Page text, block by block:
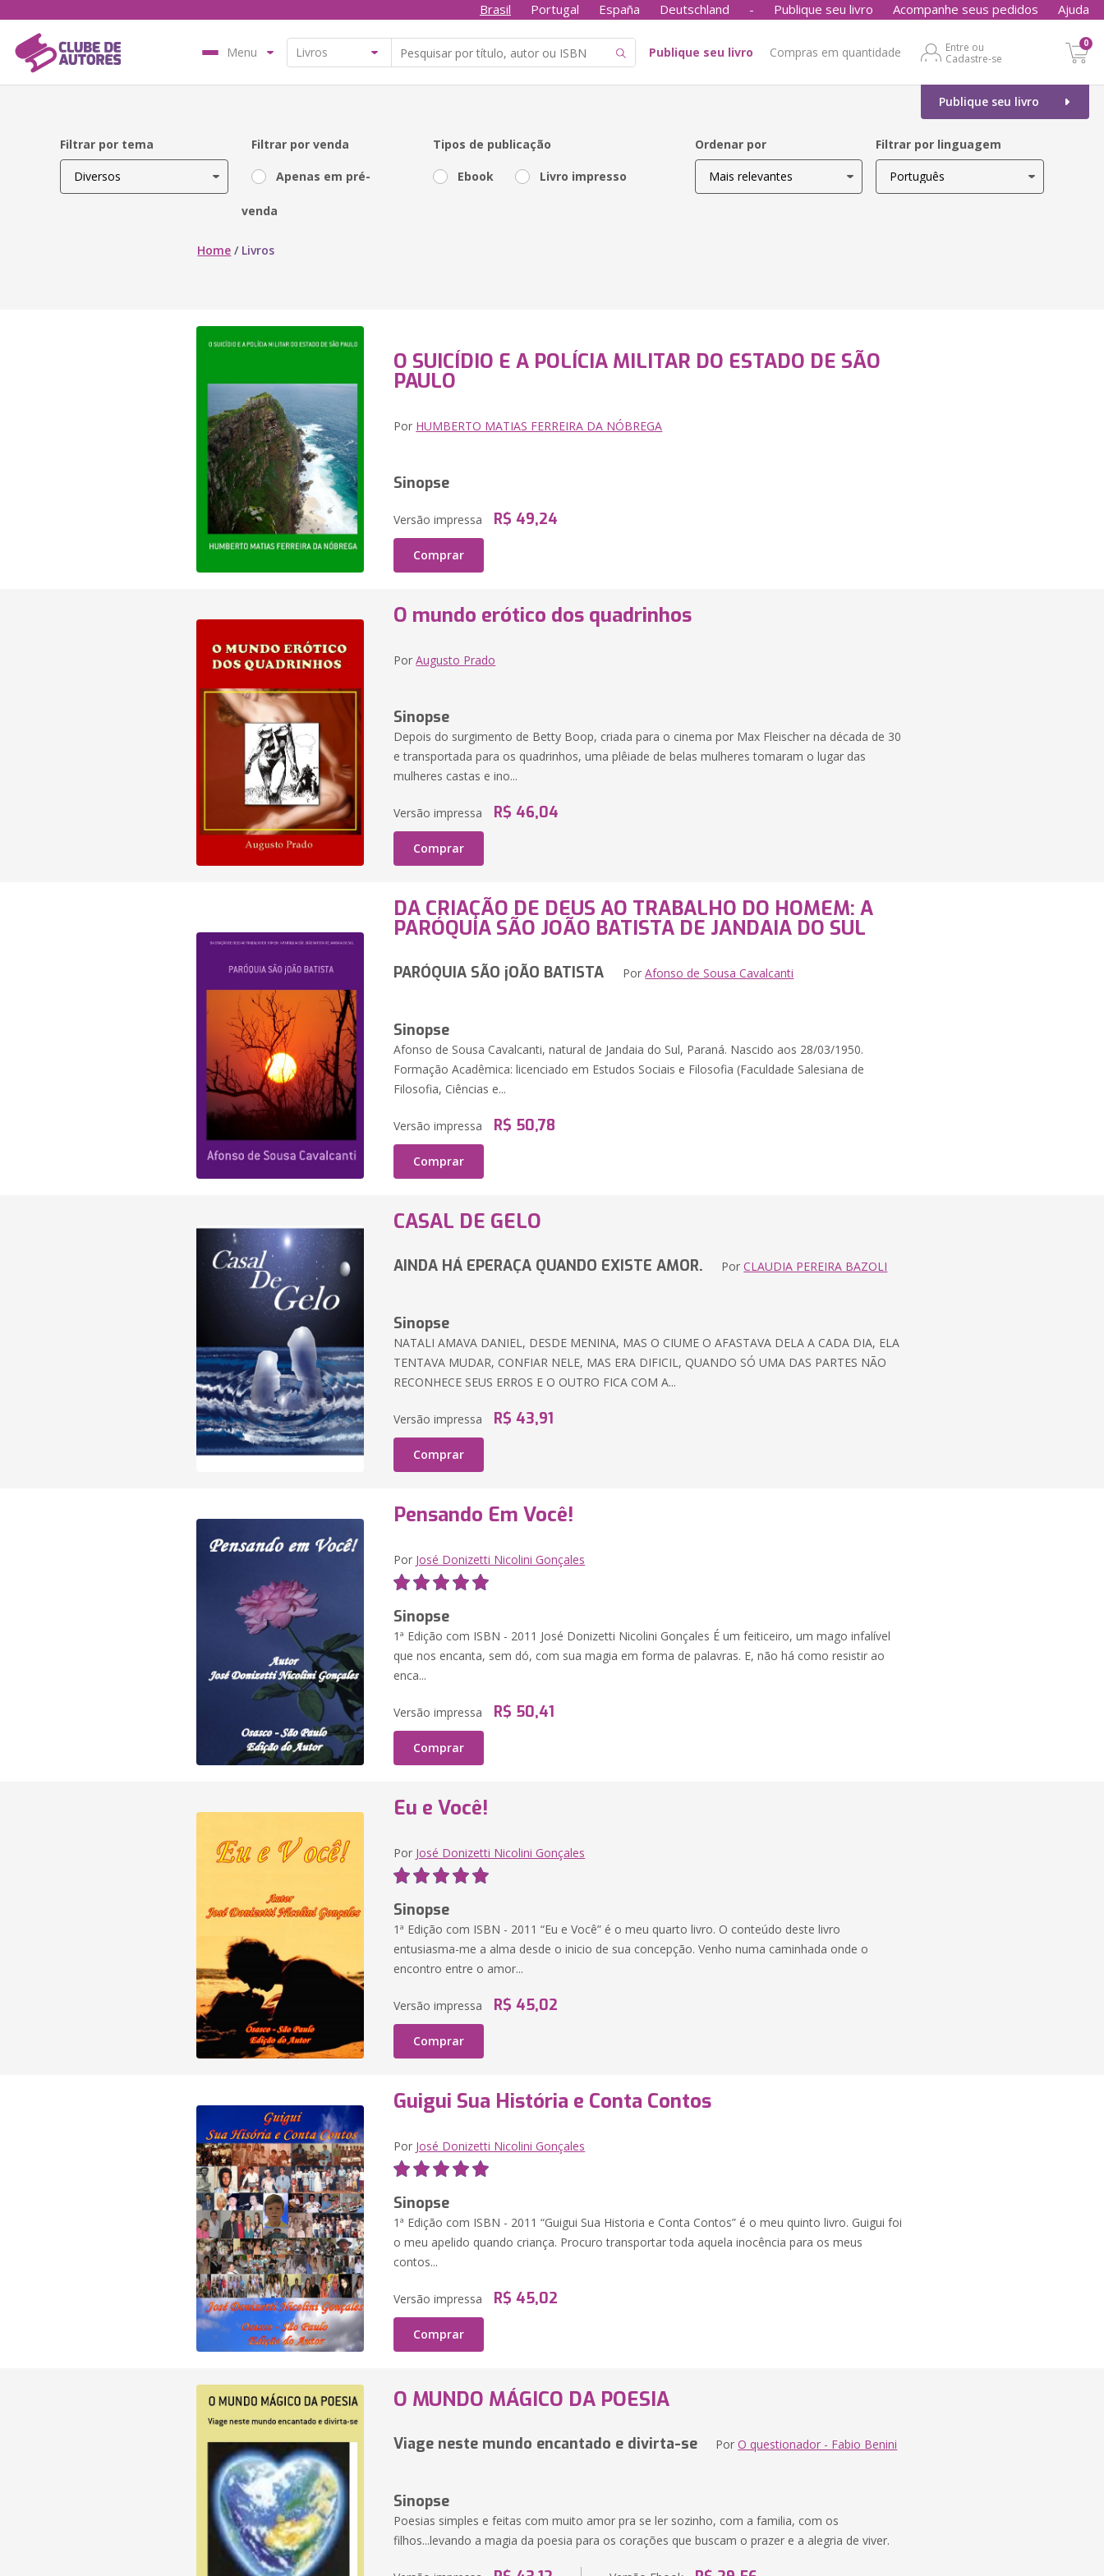
Brasil Portugal España Deutschland - Publique seu livro Acompanhe seus pedidos Ajuda
Menu Publique seu livro Compras em quantidade
Entre ou
Cadastre-se
0
Publique seu livro
Filtrar por tema Filtrar por venda
Apenas em pré-
venda
Tipos de publicação
Ebook Livro impresso
Ordenar por Filtrar por linguagem
Home / Livros
O SUICÍDIO E A POLÍCIA MILITAR DO ESTADO DE SÃO
PAULO
Por HUMBERTO MATIAS FERREIRA DA NÓBREGA
Sinopse
Versão impressa R$ 49,24
Comprar
O mundo erótico dos quadrinhos
PorAugusto Prado
Sinopse
Depois do surgimento de Betty Boop, criada para o cinema por Max Fleischer na década de 30
e transportada para os quadrinhos, uma plêiade de belas mulheres tomaram o lugar das
mulheres castas e ino...
Versão impressa R$ 46,04
Comprar
DA CRIAÇÃO DE DEUS AO TRABALHO DO HOMEM: A
PARÓQUIA SÃO JOÃO BATISTA DE JANDAIA DO SUL
PARÓQUIA SÃO jOÃO BATISTA PorAfonso de Sousa Cavalcanti
Sinopse
Afonso de Sousa Cavalcanti, natural de Jandaia do Sul, Paraná. Nascido aos 28/03/1950.
Formação Acadêmica: licenciado em Estudos Sociais e Filosofia (Faculdade Salesiana de
Filosofia, Ciências e...
Versão impressa R$ 50,78
Comprar
CASAL DE GELO
AINDA HÁ EPERAÇA QUANDO EXISTE AMOR. PorCLAUDIA PEREIRA BAZOLI
Sinopse
NATALI AMAVA DANIEL, DESDE MENINA, MAS O CIUME O AFASTAVA DELA A CADA DIA, ELA
TENTAVA MUDAR, CONFIAR NELE, MAS ERA DIFICIL, QUANDO SÓ UMA DAS PARTES NÃO
RECONHECE SEUS ERROS E O OUTRO FICA COM A...
Versão impressa R$ 43,91
Comprar
Pensando Em Você!
Por José Donizetti Nicolini Gonçales
Sinopse
1ª Edição com ISBN - 2011 José Donizetti Nicolini Gonçales É um feiticeiro, um mago infalível
que nos encanta, sem dó, com sua magia em forma de palavras. E, não há como resistir ao
enca...
Versão impressa R$ 50,41
Comprar
Eu e Você!
Por José Donizetti Nicolini Gonçales
Sinopse
1ª Edição com ISBN - 2011 “Eu e Você” é o meu quarto livro. O conteúdo deste livro
entusiasma-me a alma desde o inicio de sua concepção. Venho numa caminhada onde o
encontro entre o amor...
Versão impressa R$ 45,02
Comprar
Guigui Sua História e Conta Contos
Por José Donizetti Nicolini Gonçales
Sinopse
1ª Edição com ISBN - 2011 “Guigui Sua Historia e Conta Contos” é o meu quinto livro. Guigui foi
o meu apelido quando criança. Procuro transportar toda aquela inocência para os meus
contos...
Versão impressa R$ 45,02
Comprar
O MUNDO MÁGICO DA POESIA
Viage neste mundo encantado e divirta-se PorO questionador - Fabio Benini
Sinopse
Poesias simples e feitas com muito amor pra se ler sozinho, com a familia, com os
filhos...levando a magia da poesia para os corações que buscam o prazer e a alegria de viver.